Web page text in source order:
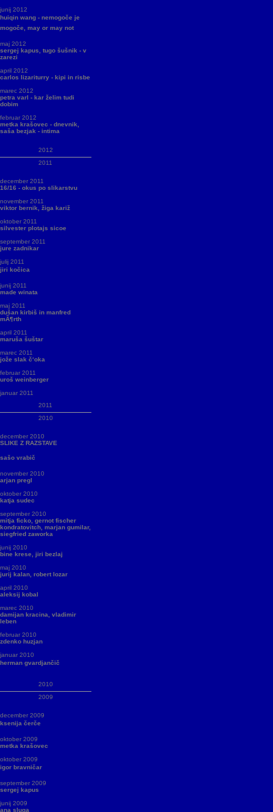
junij 2012
huiqin wang - nemogoče je
mogoče, may or may not
maj 2012
sergej kapus, tugo šušnik - v
zarezi
april 2012
carlos lizariturry - kipi in risbe
marec 2012
petra varl - kar želim tudi
dobim
februar 2012
metka krašovec - dnevnik,
saša bezjak - intima
2012
2011
december 2011
16/16 - okus po slikarstvu
november 2011
viktor bernik, žiga kariž
oktober 2011
silvester plotajs sicoe
september 2011
jure zadnikar
julij 2011
jiri kočica
junij 2011
made winata
maj 2011
dušan kirbiš in manfred
mÃ¶rth
april 2011
maruša šuštar
marec 2011
jože slak č‘oka
februar 2011
uroš weinberger
januar 2011
2011
2010
december 2010
SLIKE Z RAZSTAVE
sašo vrabič
november 2010
arjan pregl
oktober 2010
katja sudec
september 2010
mitja ficko, gernot fischer
kondratovitch, marjan gumilar,
siegfried zaworka
junij 2010
bine krese, jiri bezlaj
maj 2010
jurij kalan, robert lozar
april 2010
aleksij kobal
marec 2010
damijan kracina, vladimir
leben
februar 2010
zdenko huzjan
januar 2010
herman gvardjančič
2010
2009
december 2009
ksenija čerče
oktober 2009
metka krašovec
oktober 2009
igor bravničar
september 2009
sergej kapus
junij 2009
ana sluga